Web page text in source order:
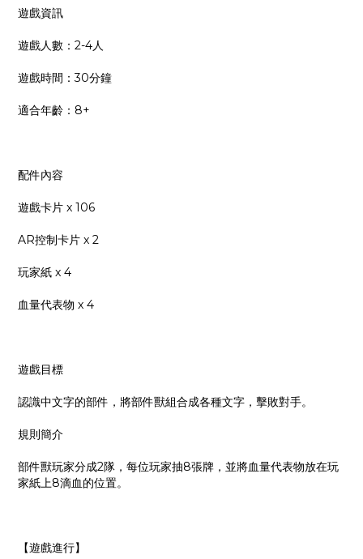
遊戲資訊
遊戲人數：2-4人
遊戲時間：30分鐘
適合年齡：8+
配件內容
遊戲卡片 x 106
AR控制卡片 x 2
玩家紙 x 4
血量代表物 x 4
遊戲目標
認識中文字的部件，將部件獸組合成各種文字，擊敗對手。
規則簡介
部件獸玩家分成2隊，每位玩家抽8張牌，並將血量代表物放在玩
家紙上8滴血的位置。
【遊戲進行】